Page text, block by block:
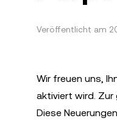
Veröffentlicht am
Wir freuen uns,
aktiviert wird. Zur
Diese